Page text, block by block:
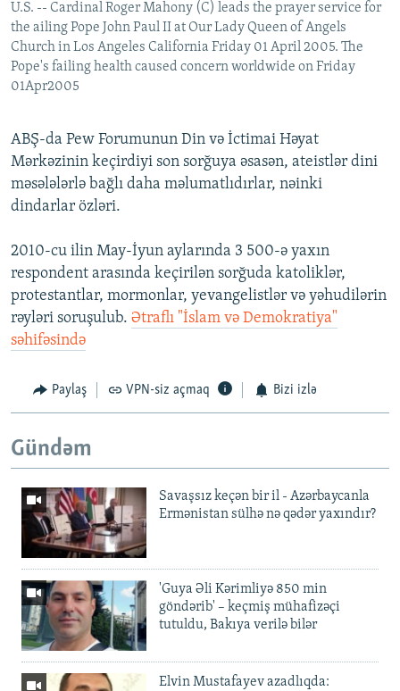
AZADLIQRADIOSU MOBIL TELEFONUNUZDA
BIZIMLƏ ƏLAQƏ
XƏBƏR BÜLLETENLƏRIMIZ
RFE/RL-in bütün saytları
U.S. -- Cardinal Roger Mahony (C) leads the prayer service for
the ailing Pope John Paul II at Our Lady Queen of Angels
Church in Los Angeles California Friday 01 April 2005. The
Pope's failing health caused concern worldwide on Friday
01Apr2005
ABŞ-da Pew Forumunun Din və İctimai Həyat
Mərkəzinin keçirdiyi son sorğuya əsasən, ateistlər dini
məsələlərlə bağlı daha məlumatlıdırlar, nəinki
dindarlar özləri.
2010-cu ilin May-İyun aylarında 3 500-ə yaxın
respondent arasında keçirilən sorğuda katoliklər,
protestantlar, mormonlar, yevangelistlər və yəhudilərin
rəyləri soruşulub. Ətraflı "İslam və Demokratiya"
səhifəsində
Paylaş VPN-siz açmaq Bizi izlə
Gündəm
Savaşsız keçən bir il - Azərbaycanla
Ermənistan sülhə nə qədər yaxındır?
'Guya Əli Kərimliyə 850 min
göndərib' – keçmiş mühafizəçi
tutuldu, Bakıya verilə bilər
Elvin Mustafayev azadlıqda: